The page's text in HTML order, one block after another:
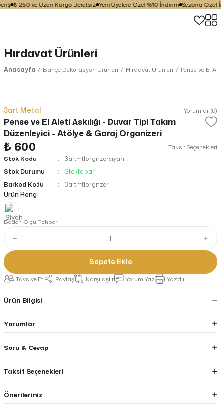
₺ 250 ve Üzeri Kargo Ücretsiz Yeni Üyelere Özel %10 İndirim Sezona Özel
Hırdavat Ürünleri
Anasayfa Bahçe Dekorasyon Ürünleri Hırdavat Ürünleri Pense ve El
3art Metal Yorumlar (0)
Pense ve El Aleti Askılığı - Duvar Tipi Takım
Düzenleyici - Atölye & Garaj Organizeri
₺ 600
Taksit Seçenekleri
Stok Kodu
3artmtlorgnzersiyah
Stok Durumu
Stokta var
Barkod Kodu
3artmtlorgnzer
Ürün Rengi
Beden Ölçü Rehberi
Sepete Ekle
Tavsiye Et Paylaş Karşılaştır Yorum Yaz Yazdır
Ürün Bilgisi
Yorumlar
Soru & Cevap
Taksit Seçenekleri
Önerileriniz